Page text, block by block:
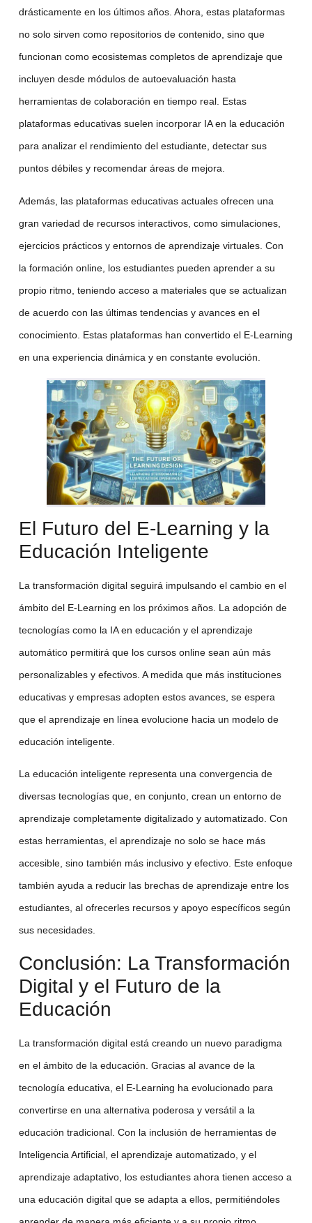
drásticamente en los últimos años. Ahora, estas plataformas
no solo sirven como repositorios de contenido, sino que
funcionan como ecosistemas completos de aprendizaje que
incluyen desde módulos de autoevaluación hasta
herramientas de colaboración en tiempo real. Estas
plataformas educativas suelen incorporar IA en la educación
para analizar el rendimiento del estudiante, detectar sus
puntos débiles y recomendar áreas de mejora.
Además, las plataformas educativasactuales ofrecen una
gran variedad de recursos interactivos, como simulaciones,
ejercicios prácticos y entornos de aprendizaje virtuales. Con
la formación online, los estudiantes pueden aprender a su
propio ritmo, teniendo acceso a materiales que se actualizan
de acuerdo con las últimas tendencias y avances en el
conocimiento. Estas plataformas han convertido el E-Learning
en una experiencia dinámica y en constante evolución.
El Futuro del E-Learning y la
Educación Inteligente
La transformación digitalseguirá impulsando el cambio en el
ámbito del E-Learning en los próximos años. La adopción de
tecnologías como la IA en educación y el aprendizaje
automáticopermitirá que los cursos online sean aún más
personalizables y efectivos. A medida que más instituciones
educativas y empresas adopten estos avances, se espera
que el aprendizaje en línea evolucione hacia un modelo de
educación inteligente.
La educación inteligenterepresenta una convergencia de
diversas tecnologías que, en conjunto, crean un entorno de
aprendizaje completamente digitalizado y automatizado. Con
estas herramientas, el aprendizaje no solo se hace más
accesible, sino también más inclusivo y efectivo. Este enfoque
también ayuda a reducir las brechas de aprendizaje entre los
estudiantes, al ofrecerles recursos y apoyo específicos según
sus necesidades.
Conclusión: La Transformación
Digital y el Futuro de la
Educación
La transformación digitalestá creando un nuevo paradigma
en el ámbito de la educación. Gracias al avance de la
tecnología educativa , el E-Learning ha evolucionado para
convertirse en una alternativa poderosa y versátil a la
educación tradicional. Con la inclusión de herramientas de
Inteligencia Artificial, el aprendizaje automatizado, y el
aprendizaje adaptativo, los estudiantes ahora tienen acceso a
una educación digitalque se adapta a ellos, permitiéndoles